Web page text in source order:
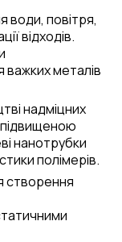
води, повітря,
відходів.
металів
надміцних
підвищеною
нанотрубки
полімерів.
створення